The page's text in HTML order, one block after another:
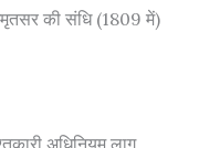
की संधि (1809 में)
अधिनियम लागू